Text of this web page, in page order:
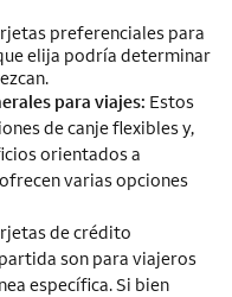
preferenciales para
elija podría determinar
para viajes: Estos
de canje flexibles y,
orientados a
varias opciones
de crédito
son para viajeros
específica. Si bien